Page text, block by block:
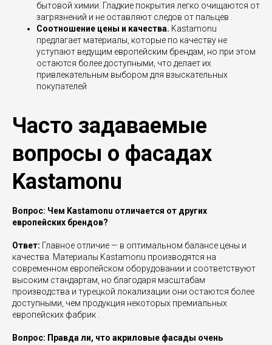
бытовой химии. Гладкие покрытия легко очищаются от
загрязнений и не оставляют следов от пальцев .
Соотношение цены и качества. Kastamonu
предлагает материалы, которые по качеству не
уступают ведущим европейским брендам, но при этом
остаются более доступными, что делает их
привлекательным выбором для взыскательных
покупателей
Часто задаваемые
вопросы о фасадах
Kastamonu
Вопрос: Чем Kastamonu отличается от других
европейских брендов?
Ответ: Главное отличие — в оптимальном балансе цены и
качества. Материалы Kastamonu производятся на
современном европейском оборудовании и соответствуют
высоким стандартам, но благодаря масштабам
производства и турецкой локализации они остаются более
доступными, чем продукция некоторых премиальных
европейских фабрик .
Вопрос: Правда ли, что акриловые фасады очень